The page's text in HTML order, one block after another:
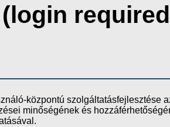
központú szolgáltatásfejlesztése
minőségének és